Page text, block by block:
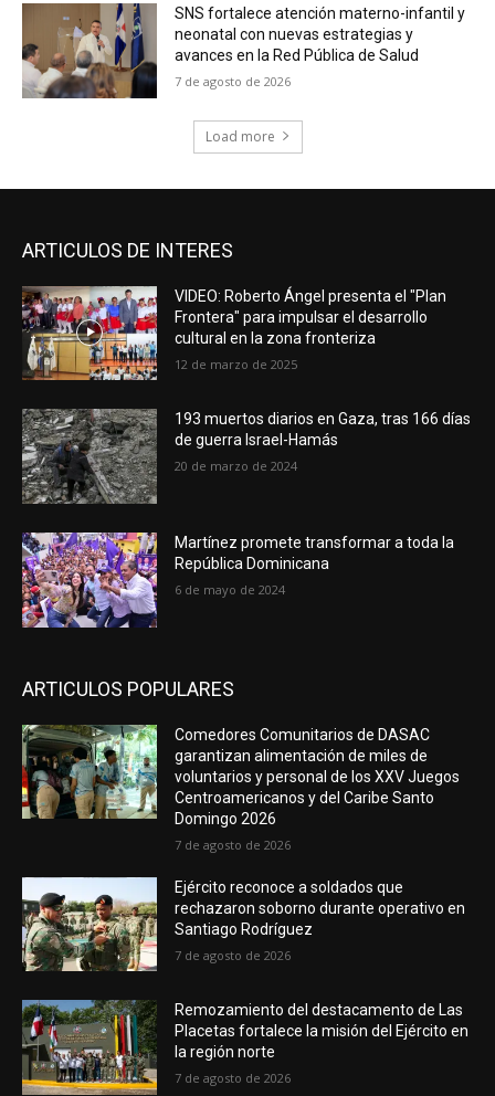
SNS fortalece atención materno-infantil y
neonatal con nuevas estrategias y
avances en la Red Pública de Salud
7 de agosto de 2026
Load more
ARTICULOS DE INTERES
VIDEO: Roberto Ángel presenta el "Plan
Frontera" para impulsar el desarrollo
cultural en la zona fronteriza
12 de marzo de 2025
193 muertos diarios en Gaza, tras 166 días
de guerra Israel-Hamás
20 de marzo de 2024
Martínez promete transformar a toda la
República Dominicana
6 de mayo de 2024
ARTICULOS POPULARES
Comedores Comunitarios de DASAC
garantizan alimentación de miles de
voluntarios y personal de los XXV Juegos
Centroamericanos y del Caribe Santo
Domingo 2026
7 de agosto de 2026
Ejército reconoce a soldados que
rechazaron soborno durante operativo en
Santiago Rodríguez
7 de agosto de 2026
Remozamiento del destacamento de Las
Placetas fortalece la misión del Ejército en
la región norte
7 de agosto de 2026